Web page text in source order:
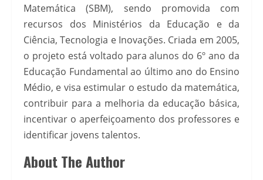
Matemática (SBM), sendo promovida com
recursos dos Ministérios da Educação e da
Ciência, Tecnologia e Inovações. Criada em 2005,
o projeto está voltado para alunos do 6º ano da
Educação Fundamental ao último ano do Ensino
Médio, e visa estimular o estudo da matemática,
contribuir para a melhoria da educação básica,
incentivar o aperfeiçoamento dos professores e
identificar jovens talentos.
About The Author